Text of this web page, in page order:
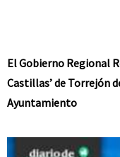
El Gobierno Regional
Castillas’ de Torrejón
Ayuntamiento